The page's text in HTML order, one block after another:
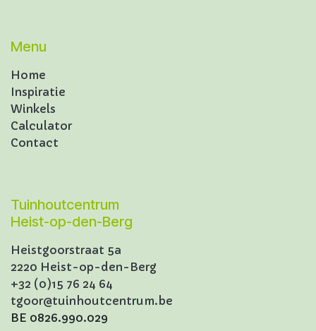
Menu
Home
Inspiratie
Winkels
Calculator
Contact
Tuinhoutcentrum
Heist-op-den-Berg
Heistgoorstraat 5a
2220 Heist-op-den-Berg
+32 (0)15 76 24 64
tgoor@tuinhoutcentrum.be
BE 0826.990.029